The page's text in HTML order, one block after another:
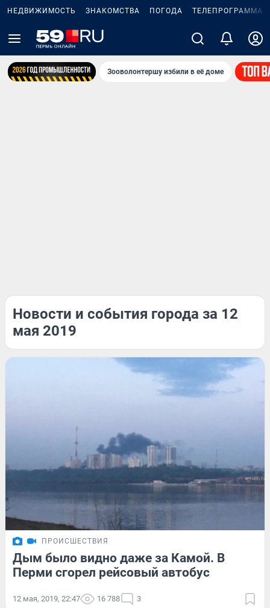
НЕДВИЖИМОСТЬ ЗНАКОМСТВА ПОГОДА ТЕЛЕПРОГРАММА
Зооволонтершу избили в её доме
Новости и события города за 12
мая 2019
ПРОИСШЕСТВИЯ
Дым было видно даже за Камой. В
Перми сгорел рейсовый автобус
12 мая, 2019, 22:47 16 788 3